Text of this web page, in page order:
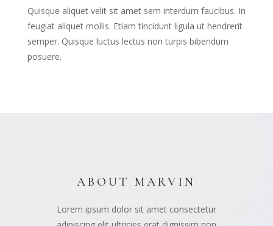
Quisque aliquet velit sit amet sem interdum faucibus. In
feugiat aliquet mollis. Etiam tincidunt ligula ut hendrerit
semper. Quisque luctus lectus non turpis bibendum
posuere.
ABOUT MARVIN
Lorem ipsum dolor sit amet consectetur